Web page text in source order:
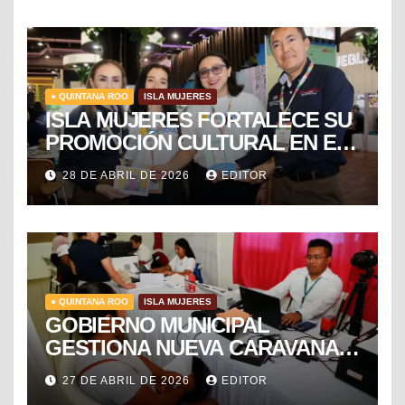
● QUINTANA ROO ISLA MUJERES
ISLA MUJERES FORTALECE SU
PROMOCIÓN CULTURAL EN EL
TIANGUIS TURÍSTICO DE
MÉXICO
28 DE ABRIL DE 2026 EDITOR
● QUINTANA ROO ISLA MUJERES
GOBIERNO MUNICIPAL
GESTIONA NUEVA CARAVANA
DE FORMALIZACIÓN Y
PROGRESO DEL SAT PARA
27 DE ABRIL DE 2026 EDITOR